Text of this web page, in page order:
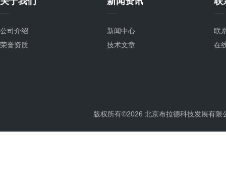
公司介绍
荣誉资质
新闻中心
技术文章
联
在
版权所有©2026 北京布拉德科技发展有